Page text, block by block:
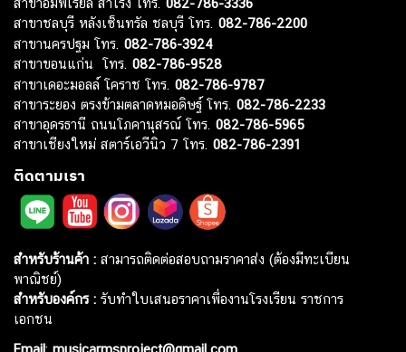
สาขาอิมพีเรียล สำโรง โทร. 082-786-3336
สาขาชลบุรี หลังเซ็นทรัล ชลบุรี โทร. 082-786-2200
สาขานครปฐม โทร. 082-786-3924
สาขาขอนแก่น โทร. 082-786-9528
สาขาเดอะมอลล์ โคราช โทร. 082-786-9787
สาขาระยอง ตรงข้ามตลาดหมอดิษฐ์ โทร. 082-786-2233
สาขาอุดรธานี ถนนโภคานุสรณ์ โทร. 082-786-5965
สาขาเชียงใหม่ สตาร์เอวีนิว 7 โทร. 082-786-2391
ติดตามเรา
สำหรับร้านค้า : สามารถติดต่อสอบถามราคาส่ง (ต้องมีทะเบียน
พาณิชย์)
สำหรับองค์กร : รับทำใบเสนอราคาเพื่องานโรงเรียน ราชการ
เอกชน
Email: musicarmsproject@gmail.com